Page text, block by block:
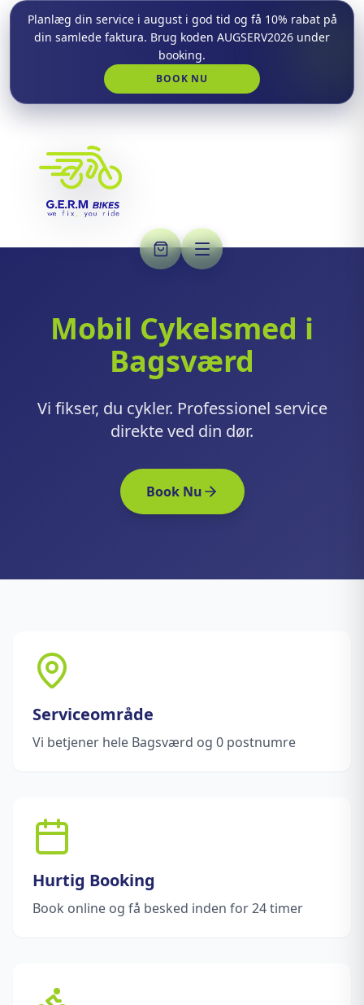
Planlæg din service i august i god tid og få 10% rabat på
din samlede faktura. Brug koden AUGSERV2026 under
booking.
BOOK NU
Mobil Cykelsmed i
Bagsværd
Vi fikser, du cykler. Professionel service
direkte ved din dør.
Book Nu
Serviceområde
Vi betjener hele Bagsværd og 0 postnumre
Hurtig Booking
Book online og få besked inden for 24 timer